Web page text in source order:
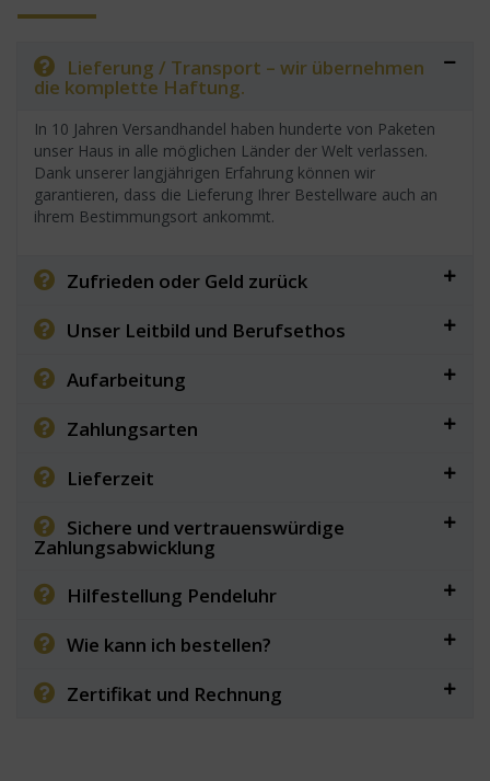
Lieferung / Transport – wir übernehmen
die komplette Haftung.
In 10 Jahren Versandhandel haben hunderte von Paketen
unser Haus in alle möglichen Länder der Welt verlassen.
Dank unserer langjährigen Erfahrung können wir
garantieren, dass die Lieferung Ihrer Bestellware auch an
ihrem Bestimmungsort ankommt.
Zufrieden oder Geld zurück
Unser Leitbild und Berufsethos
Aufarbeitung
Zahlungsarten
Lieferzeit
Sichere und vertrauenswürdige
Zahlungsabwicklung
Hilfestellung Pendeluhr
Wie kann ich bestellen?
Zertifikat und Rechnung